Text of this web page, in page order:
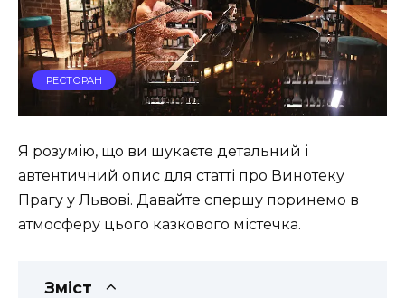
РЕСТОРАН
Я розумію, що ви шукаєте детальний і
автентичний опис для статті про Винотеку
Прагу у Львові. Давайте спершу поринемо в
атмосферу цього казкового містечка.
Зміст